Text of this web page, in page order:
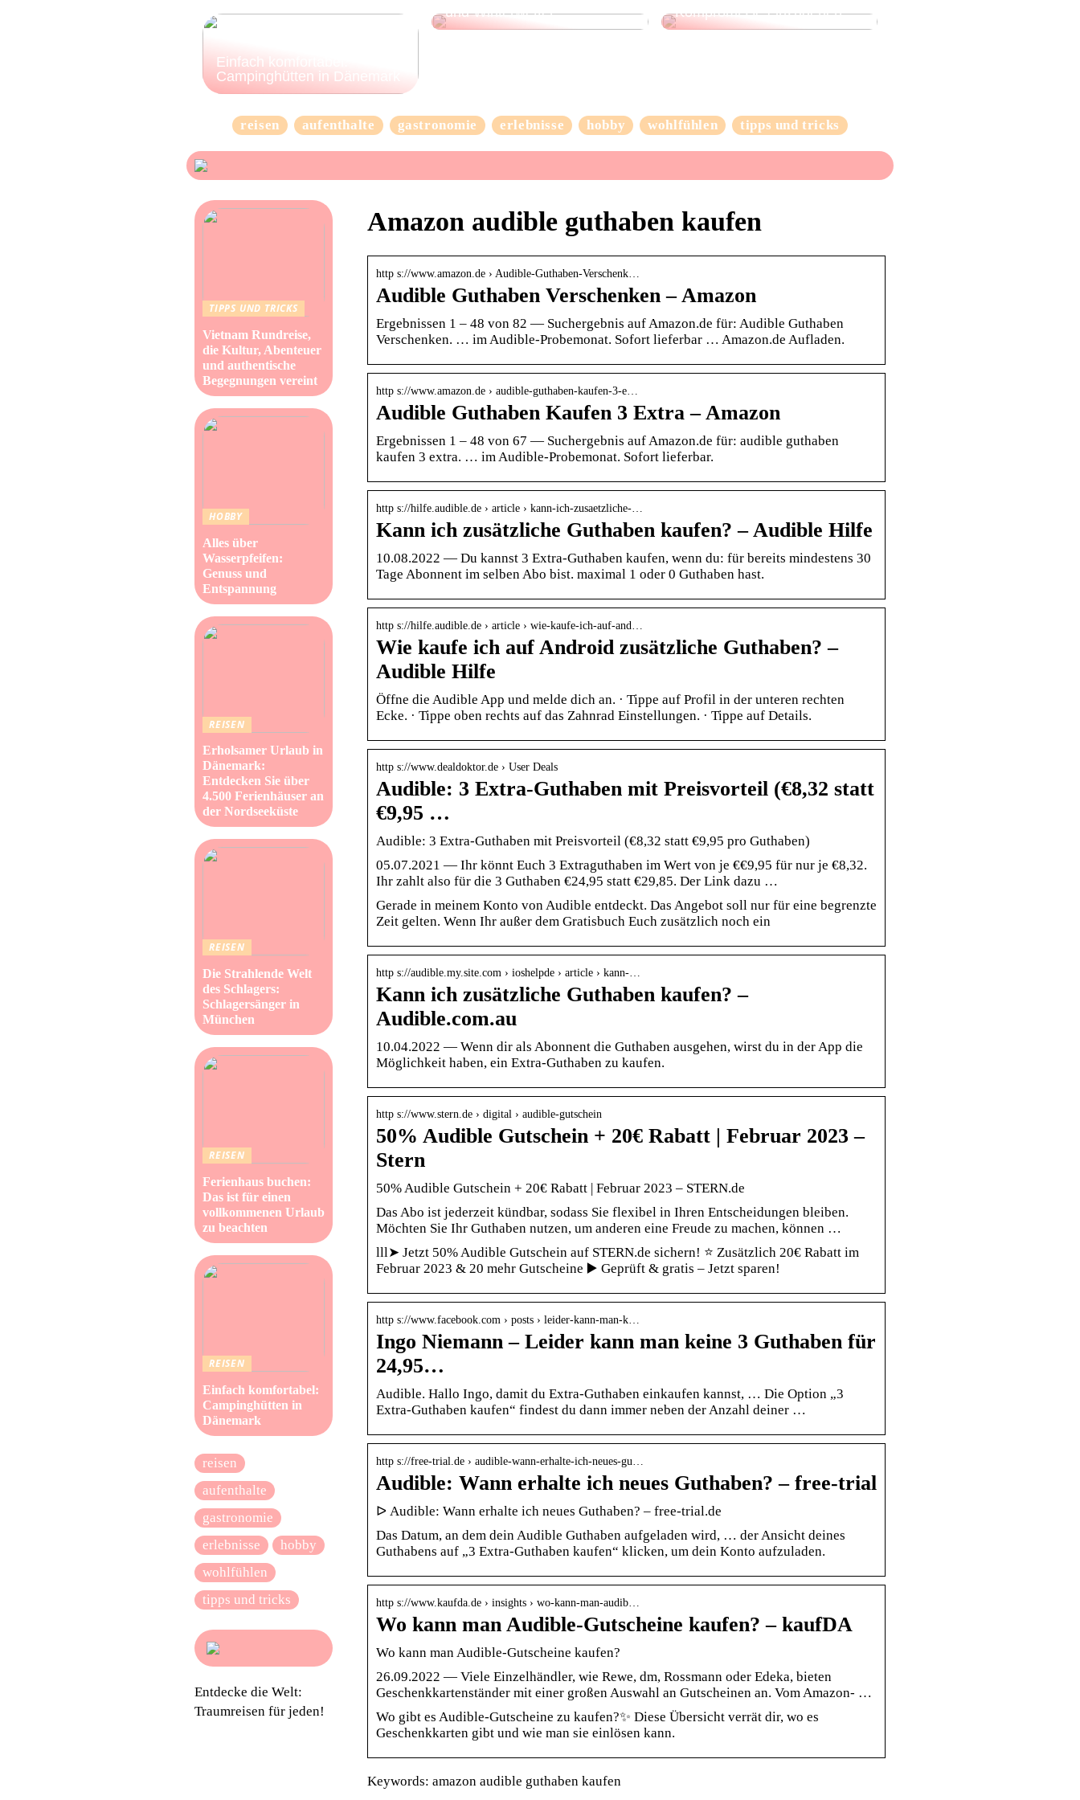
Einfach komfortabel:
Campinghütten in Dänemark
und Winterwetter
Kompromisse einzugehen
reisen aufenthalte gastronomie erlebnisse hobby wohlfühlen tipps und tricks
Amazon audible guthaben kaufen
http s://www.amazon.de › Audible-Guthaben-Verschenk…
Audible Guthaben Verschenken – Amazon
Ergebnissen 1 – 48 von 82 — Suchergebnis auf Amazon.de für: Audible Guthaben
Verschenken. … im Audible-Probemonat. Sofort lieferbar … Amazon.de Aufladen.
http s://www.amazon.de › audible-guthaben-kaufen-3-e…
Audible Guthaben Kaufen 3 Extra – Amazon
Ergebnissen 1 – 48 von 67 — Suchergebnis auf Amazon.de für: audible guthaben
kaufen 3 extra. … im Audible-Probemonat. Sofort lieferbar.
http s://hilfe.audible.de › article › kann-ich-zusaetzliche-…
Kann ich zusätzliche Guthaben kaufen? – Audible Hilfe
10.08.2022 — Du kannst 3 Extra-Guthaben kaufen, wenn du: für bereits mindestens 30
Tage Abonnent im selben Abo bist. maximal 1 oder 0 Guthaben hast.
http s://hilfe.audible.de › article › wie-kaufe-ich-auf-and…
Wie kaufe ich auf Android zusätzliche Guthaben? –
Audible Hilfe
Öffne die Audible App und melde dich an. · Tippe auf Profil in der unteren rechten
Ecke. · Tippe oben rechts auf das Zahnrad Einstellungen. · Tippe auf Details.
http s://www.dealdoktor.de › User Deals
Audible: 3 Extra-Guthaben mit Preisvorteil (€8,32 statt
€9,95 …
Audible: 3 Extra-Guthaben mit Preisvorteil (€8,32 statt €9,95 pro Guthaben)
05.07.2021 — Ihr könnt Euch 3 Extraguthaben im Wert von je €€9,95 für nur je €8,32.
Ihr zahlt also für die 3 Guthaben €24,95 statt €29,85. Der Link dazu …
Gerade in meinem Konto von Audible entdeckt. Das Angebot soll nur für eine begrenzte
Zeit gelten. Wenn Ihr außer dem Gratisbuch Euch zusätzlich noch ein
http s://audible.my.site.com › ioshelpde › article › kann-…
Kann ich zusätzliche Guthaben kaufen? –
Audible.com.au
10.04.2022 — Wenn dir als Abonnent die Guthaben ausgehen, wirst du in der App die
Möglichkeit haben, ein Extra-Guthaben zu kaufen.
http s://www.stern.de › digital › audible-gutschein
50% Audible Gutschein + 20€ Rabatt | Februar 2023 –
Stern
50% Audible Gutschein + 20€ Rabatt | Februar 2023 – STERN.de
Das Abo ist jederzeit kündbar, sodass Sie flexibel in Ihren Entscheidungen bleiben.
Möchten Sie Ihr Guthaben nutzen, um anderen eine Freude zu machen, können …
lll➤ Jetzt 50% Audible Gutschein auf STERN.de sichern! ⭐️ Zusätzlich 20€ Rabatt im
Februar 2023 & 20 mehr Gutscheine ▶️ Geprüft & gratis – Jetzt sparen!
http s://www.facebook.com › posts › leider-kann-man-k…
Ingo Niemann – Leider kann man keine 3 Guthaben für
24,95…
Audible. Hallo Ingo, damit du Extra-Guthaben einkaufen kannst, … Die Option „3
Extra-Guthaben kaufen“ findest du dann immer neben der Anzahl deiner …
http s://free-trial.de › audible-wann-erhalte-ich-neues-gu…
Audible: Wann erhalte ich neues Guthaben? – free-trial
ᐅ Audible: Wann erhalte ich neues Guthaben? – free-trial.de
Das Datum, an dem dein Audible Guthaben aufgeladen wird, … der Ansicht deines
Guthabens auf „3 Extra-Guthaben kaufen“ klicken, um dein Konto aufzuladen.
http s://www.kaufda.de › insights › wo-kann-man-audib…
Wo kann man Audible-Gutscheine kaufen? – kaufDA
Wo kann man Audible-Gutscheine kaufen?
26.09.2022 — Viele Einzelhändler, wie Rewe, dm, Rossmann oder Edeka, bieten
Geschenkkartenständer mit einer großen Auswahl an Gutscheinen an. Vom Amazon- …
Wo gibt es Audible-Gutscheine zu kaufen?✨ Diese Übersicht verrät dir, wo es
Geschenkkarten gibt und wie man sie einlösen kann.
Keywords: amazon audible guthaben kaufen
TIPPS UND TRICKS
Vietnam Rundreise,
die Kultur, Abenteuer
und authentische
Begegnungen vereint
HOBBY
Alles über
Wasserpfeifen:
Genuss und
Entspannung
REISEN
Erholsamer Urlaub in
Dänemark:
Entdecken Sie über
4.500 Ferienhäuser an
der Nordseeküste
REISEN
Die Strahlende Welt
des Schlagers:
Schlagersänger in
München
REISEN
Ferienhaus buchen:
Das ist für einen
vollkommenen Urlaub
zu beachten
REISEN
Einfach komfortabel:
Campinghütten in
Dänemark
reisen
aufenthalte
gastronomie
erlebnisse
hobby
wohlfühlen
tipps und tricks
Entdecke die Welt:
Traumreisen für jeden!